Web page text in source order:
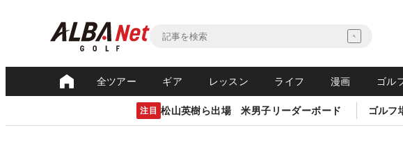
全ツアー ギア レッスン ライフ 漫画 ゴル
注目 松山英樹ら出場 米男子リーダーボード ゴルフ